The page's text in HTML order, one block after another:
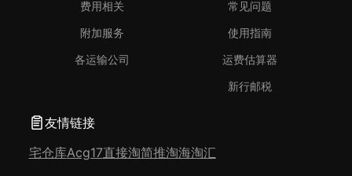
费用相关
附加服务
各运输公司
常见问题
使用指南
运费估算器
新行邮税
友情链接
宅仓库Acg17直接淘简推淘海淘汇